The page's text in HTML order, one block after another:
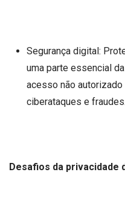
Segurança digital:
uma parte essencial
acesso não
ciberataques e fraudes.
Desafios da privacidade